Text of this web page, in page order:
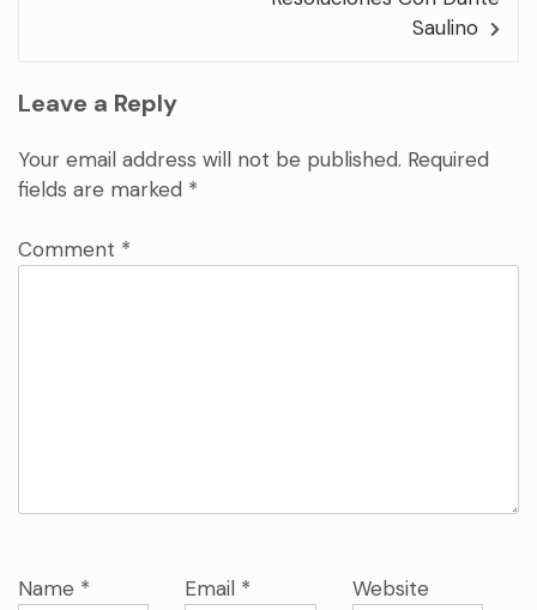
Saulino
Leave a Reply
Your email address will not be published. Required
fields are marked *
Comment *
Name * Email * Website